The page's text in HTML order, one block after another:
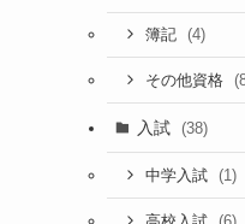
簿記 (4)
その他資格
入試 (38)
中学入試 (1)